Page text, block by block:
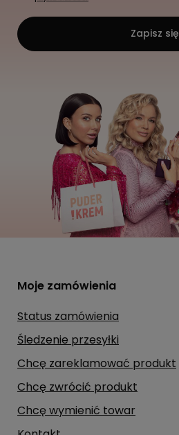
Zapisz się
Moje zamówienia
Status zamówienia
Śledzenie przesyłki
Chcę zareklamować produkt
Chcę zwrócić produkt
Chcę wymienić towar